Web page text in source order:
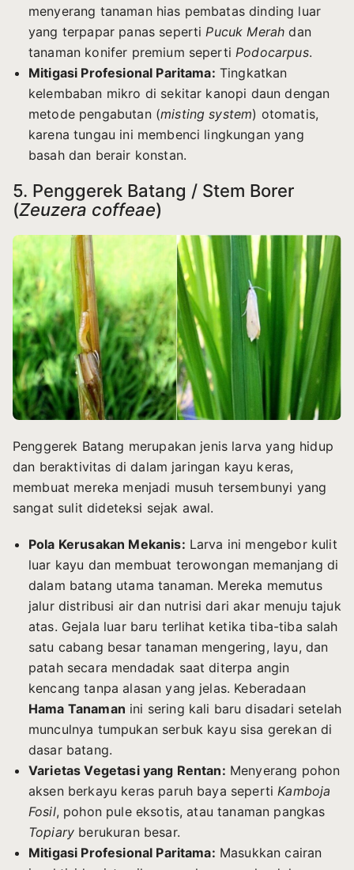
menyerang tanaman hias pembatas dinding luar
yang terpapar panas sepertiPucuk Merah dan
tanaman konifer premium sepertiPodocarpus.
Mitigasi Profesional Paritama: Tingkatkan
kelembaban mikro di sekitar kanopi daun dengan
metode pengabutan (misting system) otomatis,
karena tungau ini membenci lingkungan yang
basah dan berair konstan.
5. Penggerek Batang / Stem Borer
(Zeuzera coffeae)
Penggerek Batang merupakan jenis larva yang hidup
dan beraktivitas di dalam jaringan kayu keras,
membuat mereka menjadi musuh tersembunyi yang
sangat sulit dideteksi sejak awal.
Pola Kerusakan Mekanis: Larva ini mengebor kulit
luar kayu dan membuat terowongan memanjang di
dalam batang utama tanaman. Mereka memutus
jalur distribusi air dan nutrisi dari akar menuju tajuk
atas. Gejala luar baru terlihat ketika tiba-tiba salah
satu cabang besar tanaman mengering, layu, dan
patah secara mendadak saat diterpa angin
kencang tanpa alasan yang jelas. Keberadaan
Hama Tanaman ini sering kali baru disadari setelah
munculnya tumpukan serbuk kayu sisa gerekan di
dasar batang.
Varietas Vegetasi yang Rentan: Menyerang pohon
aksen berkayu keras paruh baya sepertiKamboja
Fosil, pohon pule eksotis, atau tanaman pangkas
Topiary berukuran besar.
Mitigasi Profesional Paritama: Masukkan cairan